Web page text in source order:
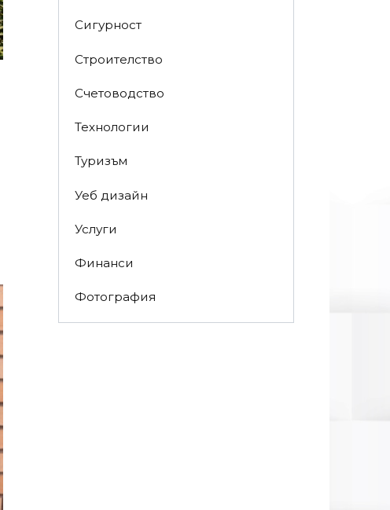
Сигурност
Строителство
Счетоводство
Технологии
Туризъм
Уеб дизайн
Услуги
Финанси
Фотография